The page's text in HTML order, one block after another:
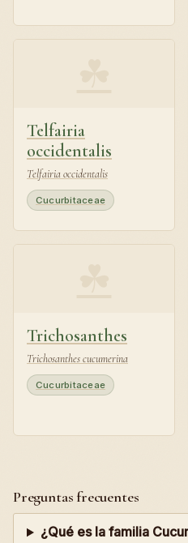
Telfairia
occidentalis
Telfairia occidentalis
Cucurbitaceae
Trichosanthes
Trichosanthes cucumerina
Cucurbitaceae
Preguntas frecuentes
¿Qué es la familia